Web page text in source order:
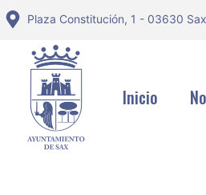
Saltar
contenido
Plaza Constitución, 1 - 03630 Sax
Inicio